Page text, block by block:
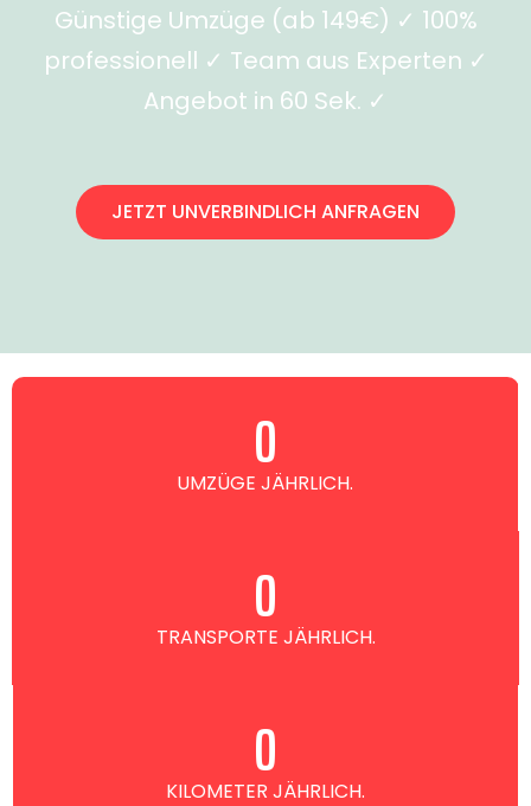
Günstige Umzüge (ab 149€) ✓ 100%
professionell ✓ Team aus Experten ✓
Angebot in 60 Sek. ✓
JETZT UNVERBINDLICH ANFRAGEN
UMZÜGE JÄHRLICH.
0
TRANSPORTE JÄHRLICH.
0
KILOMETER JÄHRLICH.
0